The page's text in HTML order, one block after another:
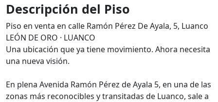
Descripción del Piso
Piso en venta en calle Ramón Pérez De Ayala, 5, Luanco
LEÓN DE ORO · LUANCO
Una ubicación que ya tiene movimiento. Ahora necesita
una nueva visión.
En plena Avenida Ramón Pérez de Ayala 5, en una de las
zonas más reconocibles y transitadas de Luanco, sale a